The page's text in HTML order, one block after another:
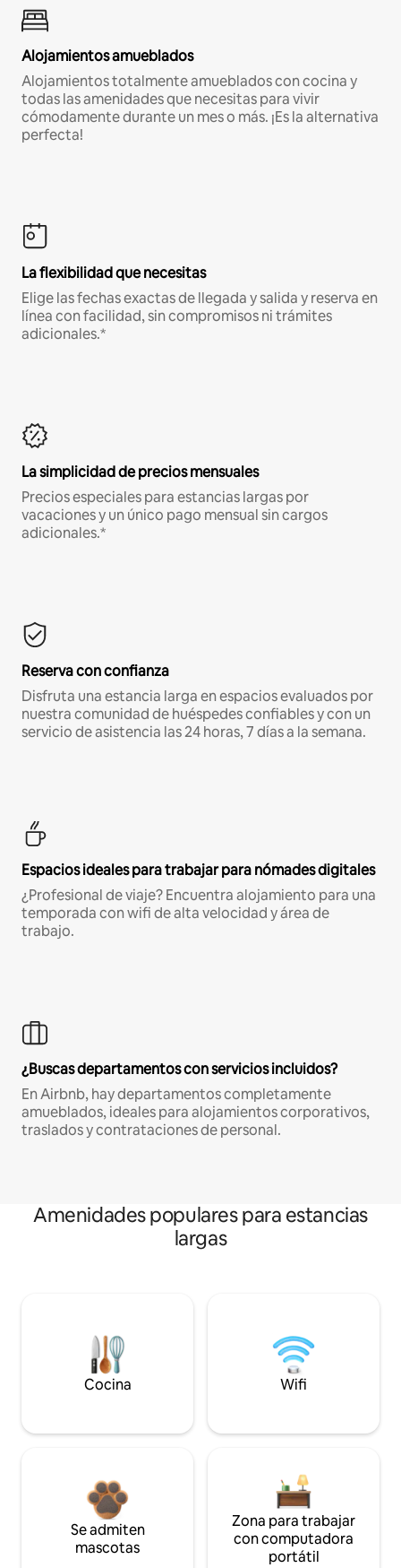
Alojamientos amueblados
Alojamientos totalmente amueblados con cocina y
todas las amenidades que necesitas para vivir
cómodamente durante un mes o más. ¡Es la alternativa
perfecta!
La flexibilidad que necesitas
Elige las fechas exactas de llegada y salida y reserva en
línea con facilidad, sin compromisos ni trámites
adicionales.*
La simplicidad de precios mensuales
Precios especiales para estancias largas por
vacaciones y un único pago mensual sin cargos
adicionales.*
Reserva con confianza
Disfruta una estancia larga en espacios evaluados por
nuestra comunidad de huéspedes confiables y con un
servicio de asistencia las 24 horas, 7 días a la semana.
Espacios ideales para trabajar para nómades digitales
¿Profesional de viaje? Encuentra alojamiento para una
temporada con wifi de alta velocidad y área de
trabajo.
¿Buscas departamentos con servicios incluidos?
En Airbnb, hay departamentos completamente
amueblados, ideales para alojamientos corporativos,
traslados y contrataciones de personal.
Amenidades populares para estancias
largas
Cocina Wifi
Se admiten
mascotas
Zona para trabajar
con computadora
portátil